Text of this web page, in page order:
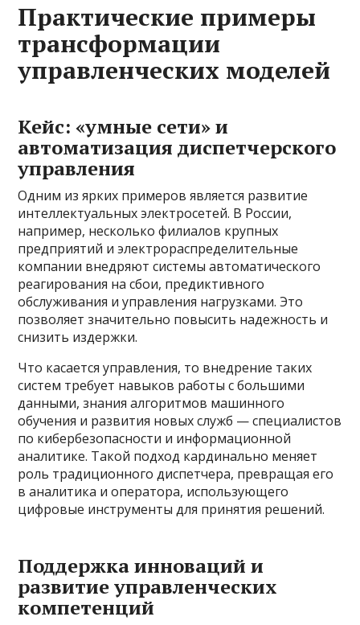
Практические примеры
трансформации
управленческих моделей
Кейс: «умные сети» и
автоматизация диспетчерского
управления
Одним из ярких примеров является развитие
интеллектуальных электросетей. В России,
например, несколько филиалов крупных
предприятий и электрораспределительные
компании внедряют системы автоматического
реагирования на сбои, предиктивного
обслуживания и управления нагрузками. Это
позволяет значительно повысить надежность и
снизить издержки.
Что касается управления, то внедрение таких
систем требует навыков работы с большими
данными, знания алгоритмов машинного
обучения и развития новых служб — специалистов
по кибербезопасности и информационной
аналитике. Такой подход кардинально меняет
роль традиционного диспетчера, превращая его
в аналитика и оператора, использующего
цифровые инструменты для принятия решений.
Поддержка инноваций и
развитие управленческих
компетенций